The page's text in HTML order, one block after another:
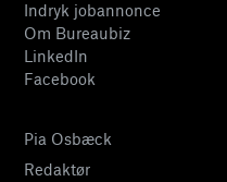
Indryk jobannonce
Om Bureaubiz
LinkedIn
Facebook
Pia Osbæck
Redaktør